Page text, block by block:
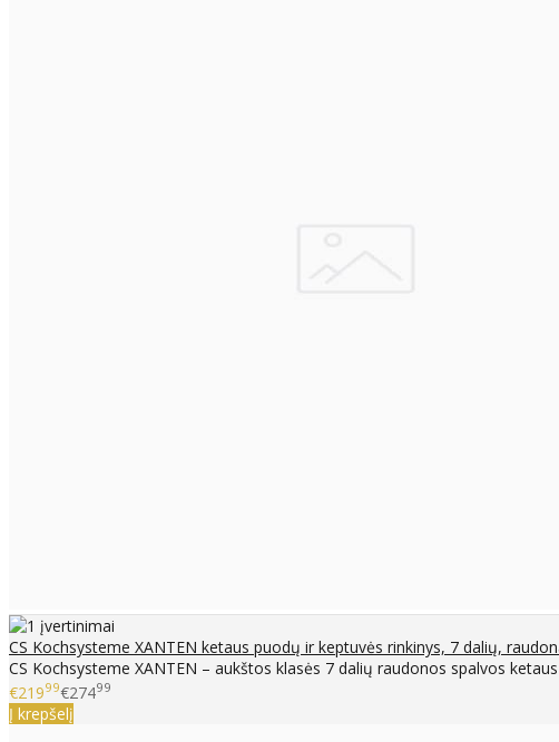
CS Kochsysteme XANTEN ketaus puodų ir keptuvės rinkinys, 7 dalių,
CS Kochsysteme XANTEN – aukštos klasės 7 dalių raudonos spalvos
€21999€27499
Į krepšelį